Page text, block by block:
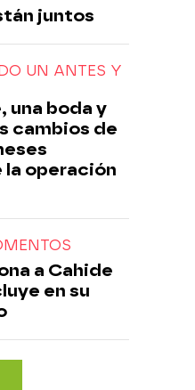
juntos
UN ANTES Y
una boda y
cambios de
la operación
a Cahide
en su